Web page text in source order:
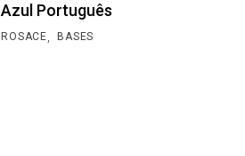
Azul Português
ROSACE, BASES